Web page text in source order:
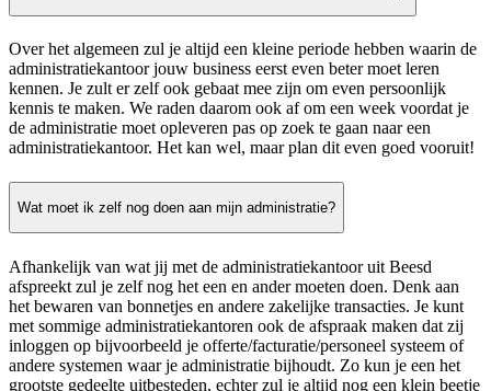
Over het algemeen zul je altijd een kleine periode hebben waarin de
administratiekantoor jouw business eerst even beter moet leren
kennen. Je zult er zelf ook gebaat mee zijn om even persoonlijk
kennis te maken. We raden daarom ook af om een week voordat je
de administratie moet opleveren pas op zoek te gaan naar een
administratiekantoor. Het kan wel, maar plan dit even goed vooruit!
Wat moet ik zelf nog doen aan mijn administratie?
Afhankelijk van wat jij met de administratiekantoor uit Beesd
afspreekt zul je zelf nog het een en ander moeten doen. Denk aan
het bewaren van bonnetjes en andere zakelijke transacties. Je kunt
met sommige administratiekantoren ook de afspraak maken dat zij
inloggen op bijvoorbeeld je offerte/facturatie/personeel systeem of
andere systemen waar je administratie bijhoudt. Zo kun je een het
grootste gedeelte uitbesteden, echter zul je altijd nog een klein beetje